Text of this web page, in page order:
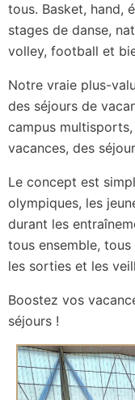
tous. Basket, hand,
stages de danse,
volley, football et
Notre vraie plus-
des séjours de
campus
vacances, des
Le concept est
olympiques, les
durant les
tous ensemble,
les sorties et les
Boostez vos
séjours !